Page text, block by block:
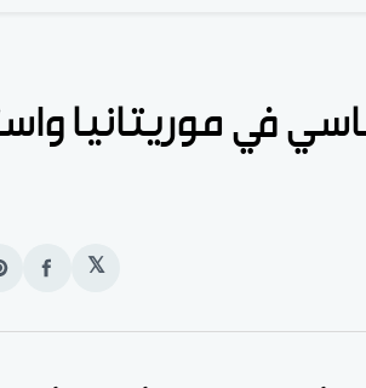
في موريتانيا
𝕏
انشر